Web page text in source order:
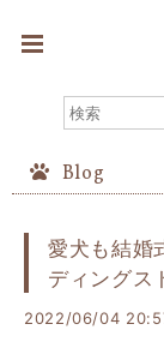
Blog
愛犬も結婚
ディングス
2022/06/04